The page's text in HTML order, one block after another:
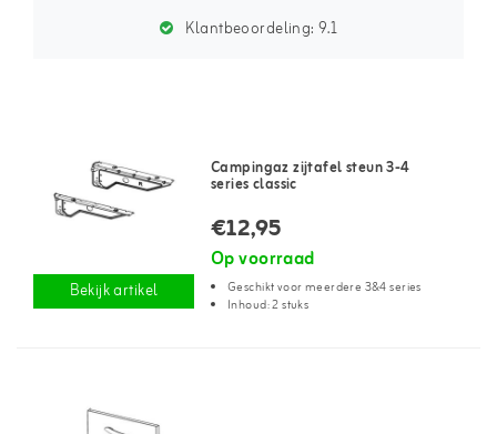
Klantbeoordeling:9.1
Bekijk artikel
Campingaz zijtafel steun 3-4
series classic
€12,95
Op voorraad
Geschikt voor meerdere 3&4 series
Inhoud: 2 stuks